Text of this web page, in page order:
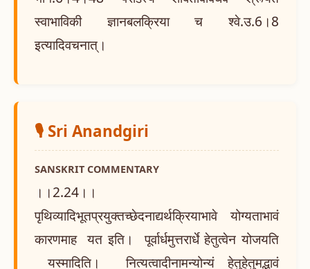
स्वाभाविकी ज्ञानबलक्रिया च श्वे.उ.6।8
इत्यादिवचनात्।
🎙️ Sri Anandgiri
SANSKRIT COMMENTARY
।।2.24।।
पृथिव्यादिभूतप्रयुक्तच्छेदनाद्यर्थक्रियाभावे योग्यताभावं
कारणमाह यत इति। पूर्वार्धमुत्तरार्धे हेतुत्वेन योजयति
यस्मादिति। नित्यत्वादीनामन्योन्यं हेतुहेतुमद्भावं